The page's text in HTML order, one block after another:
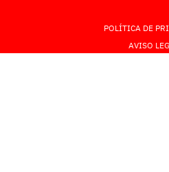
POLÍTICA DE
AVISO